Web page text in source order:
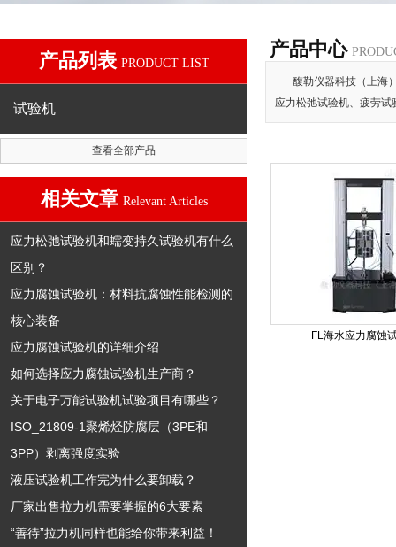
产品列表 PRODUCT LIST
试验机
查看全部产品
相关文章 Relevant Articles
应力松弛试验机和蠕变持久试验机有什么
区别？
应力腐蚀试验机：材料抗腐蚀性能检测的
核心装备
应力腐蚀试验机的详细介绍
如何选择应力腐蚀试验机生产商？
关于电子万能试验机试验项目有哪些？
ISO_21809-1聚烯烃防腐层（3PE和
3PP）剥离强度实验
液压试验机工作完为什么要卸载？
厂家出售拉力机需要掌握的6大要素
“善待”拉力机同样也能给你带来利益！
产品中心
馥勒仪器科技（上海
应力松弛试验机、疲劳
FL海水应力腐蚀